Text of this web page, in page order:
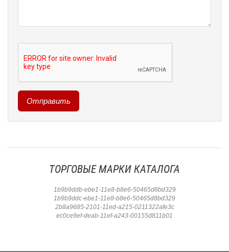
ТОРГОВЫЕ МАРКИ КАТАЛОГА
1b9b9ddb-ebe1-11e8-b8e6-50465d8bd329
1b9b9ddc-ebe1-11e8-b8e6-50465d8bd329
2b8a9685-2101-11ed-a215-0211322afe3c
ec0ce9ef-deab-11ef-a243-00155d811b01